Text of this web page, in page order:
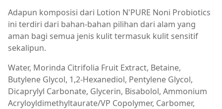
Adapun komposisi dari Lotion N'PURE Noni Probiotics
ini terdiri dari bahan-bahan pilihan dari alam yang
aman bagi semua jenis kulit termasuk kulit sensitif
sekalipun.
Water, Morinda Citrifolia Fruit Extract, Betaine,
Butylene Glycol, 1,2-Hexanediol, Pentylene Glycol,
Dicaprylyl Carbonate, Glycerin, Bisabolol, Ammonium
Acryloyldimethyltaurate/VP Copolymer, Carbomer,